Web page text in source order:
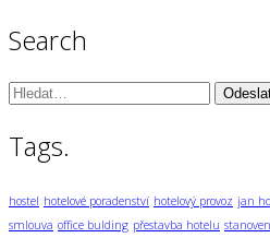
Search
Vyhledávání:
Tags.
hostel hotelové poradenství hotelový provoz jan
smlouva office bulding přestavba hotelu